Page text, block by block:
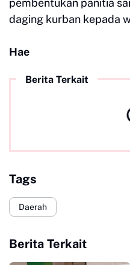
pembentukan panitia
daging kurban kepada
Hae
Berita Terkait
Tags
Daerah
Berita Terkait